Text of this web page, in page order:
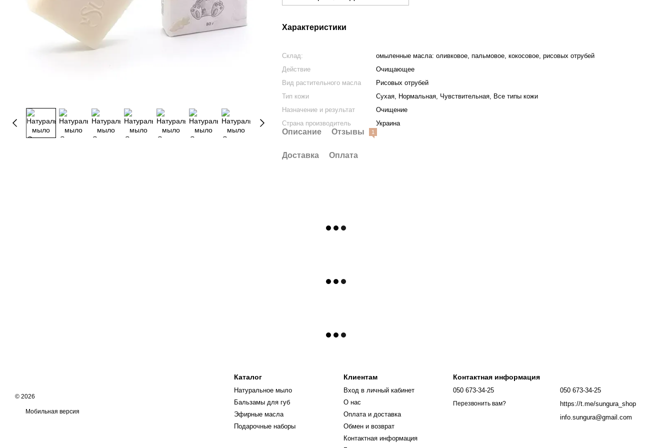
Характеристики
Склад:
омыленные масла: оливковое, пальмовое, кокосовое, рисовых отрубей
Действие
Очищающее
Вид растительного масла
Рисовых отрубей
Тип кожи
Сухая, Нормальная, Чувствительная, Все типы кожи
Назначение и результат
Очищение
Страна производитель
Украина
Описание Отзывы 1
Доставка Оплата
© 2026
Мобильная версия
Каталог
Натуральное мыло
Бальзамы для губ
Эфирные масла
Подарочные наборы
Клиентам
Вход в личный кабинет
О нас
Оплата и доставка
Обмен и возврат
Контактная информация
Контактная информация
050 673-34-25
Перезвонить вам?
050 673-34-25
https://t.me/sungura_shop
info.sungura@gmail.com